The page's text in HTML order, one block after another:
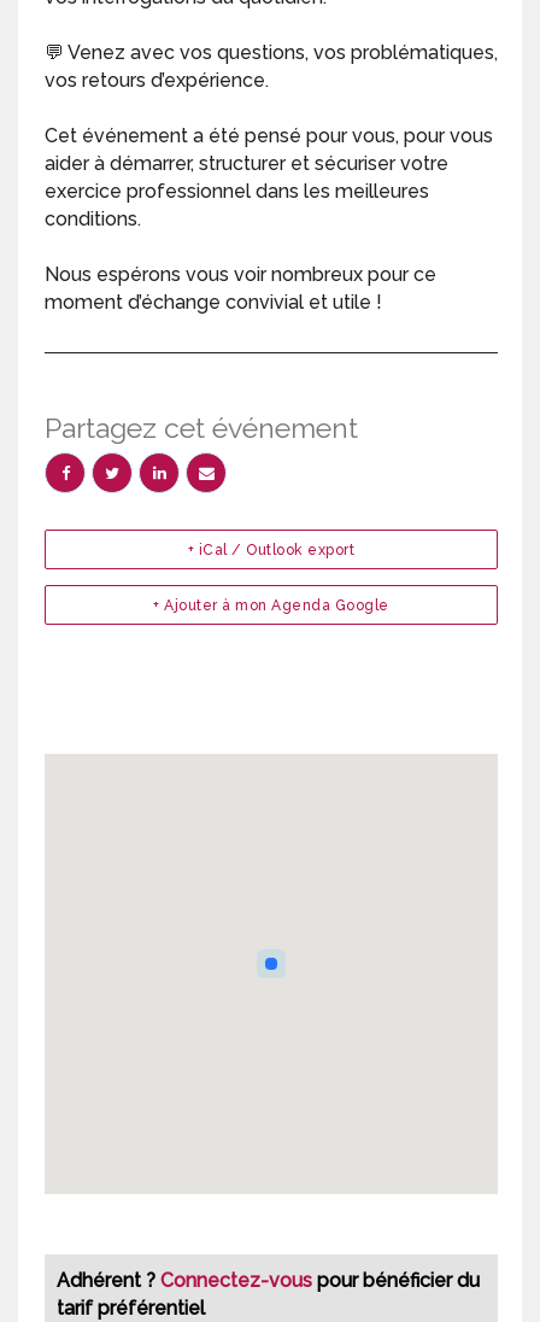
💬 Venez avec vos questions, vos problématiques,
vos retours d’expérience.
Cet événement a été pensé pour vous, pour vous
aider à démarrer, structurer et sécuriser votre
exercice professionnel dans les meilleures
conditions.
Nous espérons vous voir nombreux pour ce
moment d’échange convivial et utile !
Partagez cet événement
+ Ajouter à mon Agenda Google
+ iCal / Outlook export
Adhérent ? Connectez-vous pour bénéficier du
tarif préférentiel